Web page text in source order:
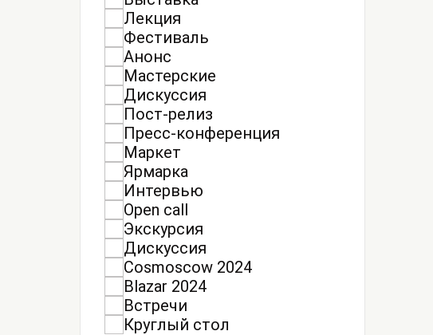
Лекция
Фестиваль
Анонс
Мастерские
Дискуссия
Пост-релиз
Пресс-конференция
Маркет
Ярмарка
Интервью
Open call
Экскурсия
Дискуссия
Cosmoscow 2024
Blazar 2024
Встречи
Круглый стол